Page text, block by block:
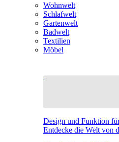
Wohnwelt
Schlafwelt
Gartenwelt
Badwelt
Textilien
Möbel
Design und Funktion
Entdecke die Welt von